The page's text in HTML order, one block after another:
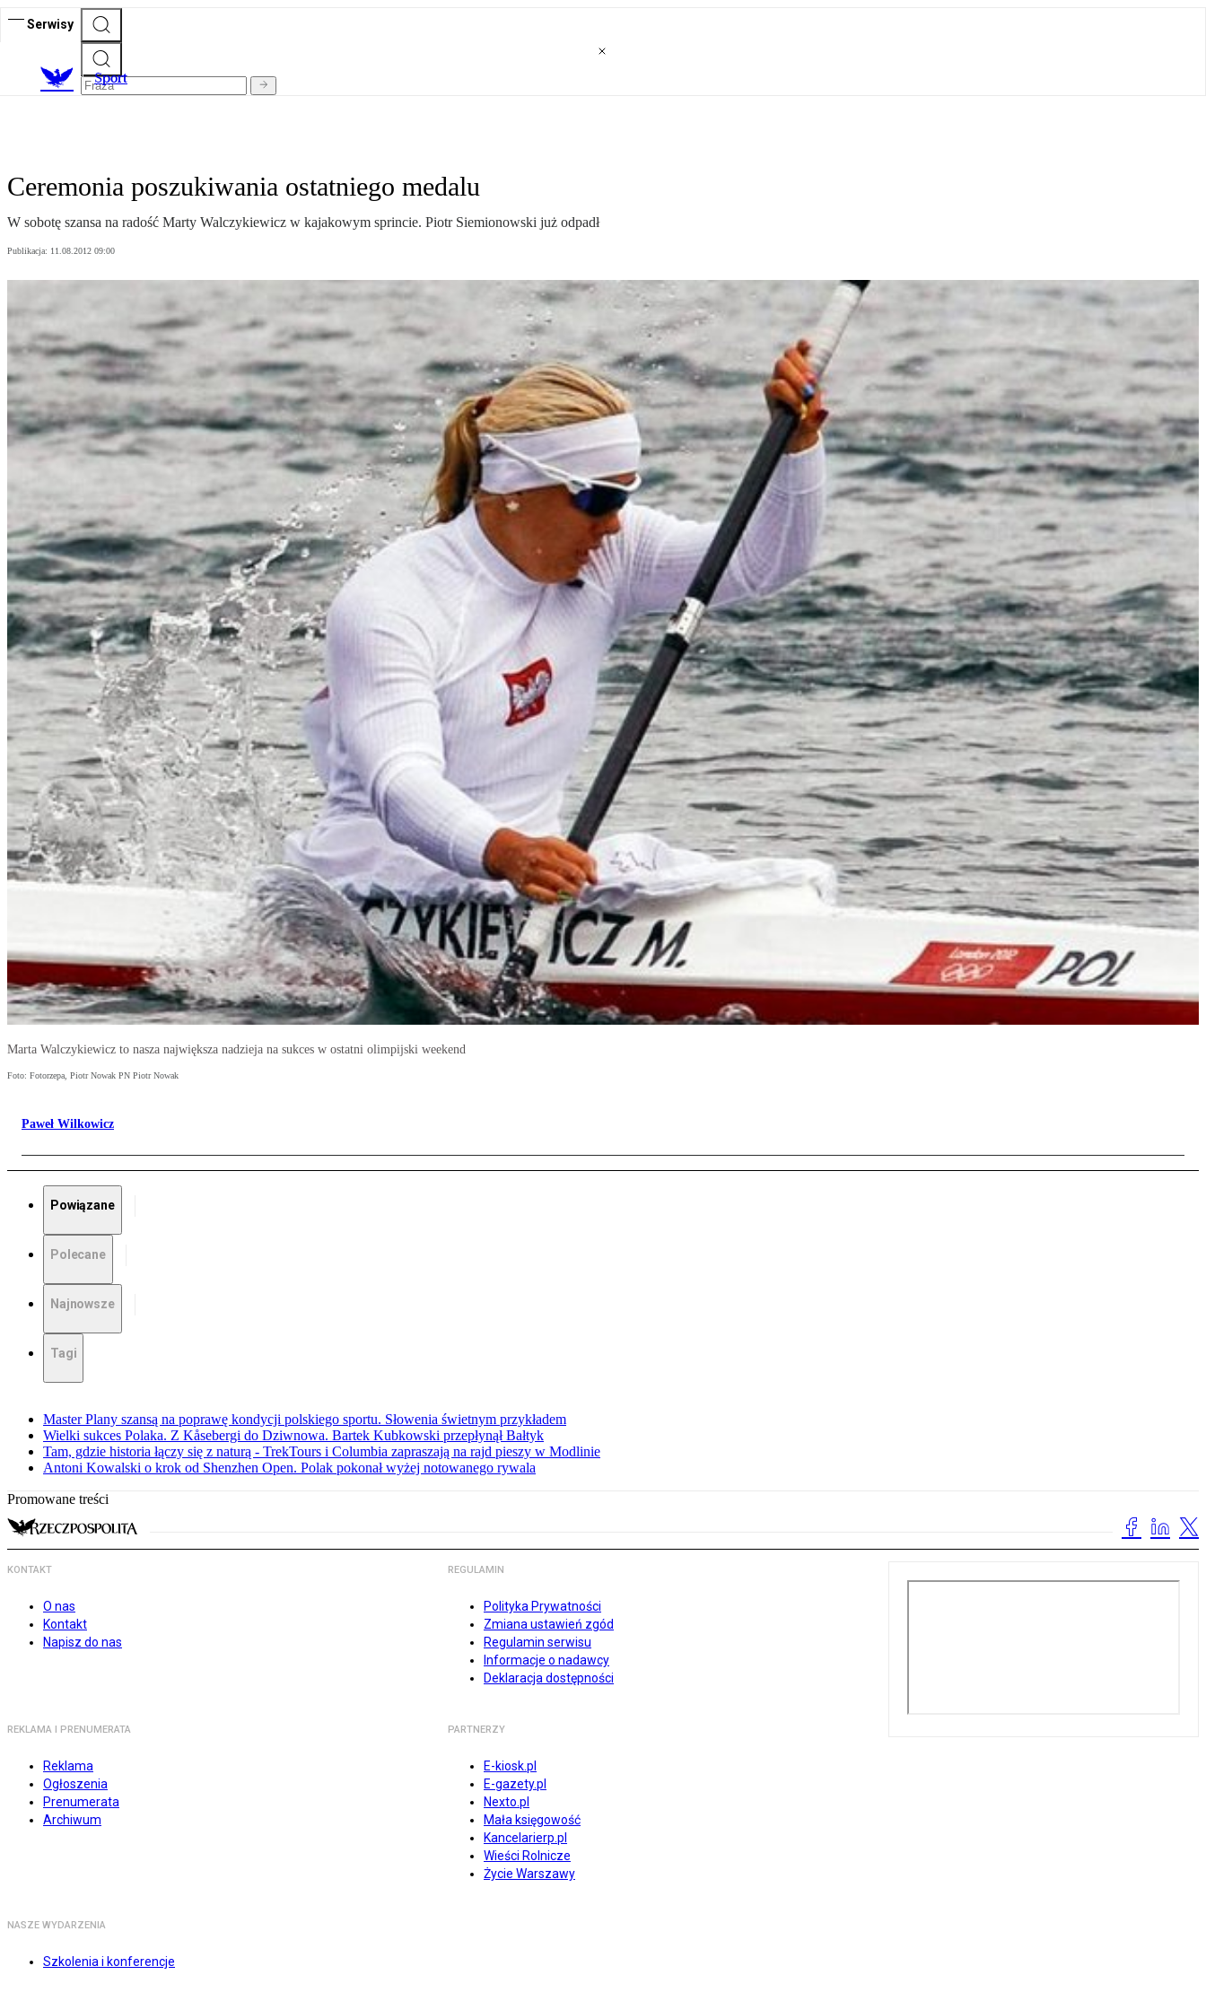
Serwisy
Sport
Ceremonia poszukiwania ostatniego medalu
W sobotę szansa na radość Marty Walczykiewicz w kajakowym sprincie. Piotr Siemionowski już odpadł
Publikacja: 11.08.2012 09:00
Marta Walczykiewicz to nasza największa nadzieja na sukces w ostatni olimpijski weekend
Foto: Fotorzepa, Piotr Nowak PN Piotr Nowak
Paweł Wilkowicz
Powiązane
Polecane
Najnowsze
Tagi
Master Plany szansą na poprawę kondycji polskiego sportu. Słowenia świetnym przykładem
Wielki sukces Polaka. Z Kåsebergi do Dziwnowa. Bartek Kubkowski przepłynął Bałtyk
Tam, gdzie historia łączy się z naturą - TrekTours i Columbia zapraszają na rajd pieszy w Modlinie
Antoni Kowalski o krok od Shenzhen Open. Polak pokonał wyżej notowanego rywala
Promowane treści
KONTAKT
O nas
Kontakt
Napisz do nas
REGULAMIN
Polityka Prywatności
Zmiana ustawień zgód
Regulamin serwisu
Informacje o nadawcy
Deklaracja dostępności
REKLAMA I PRENUMERATA
Reklama
Ogłoszenia
Prenumerata
Archiwum
PARTNERZY
E-kiosk.pl
E-gazety.pl
Nexto.pl
Mała księgowość
Kancelarierp.pl
Wieści Rolnicze
Życie Warszawy
NASZE WYDARZENIA
Szkolenia i konferencje